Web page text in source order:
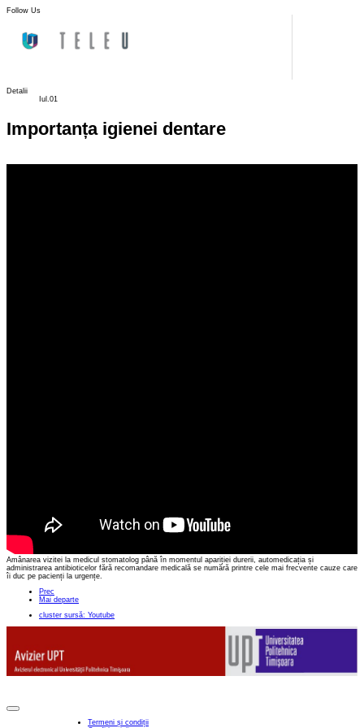
Follow Us
Detalii
Iul.01
Importanța igienei dentare
Amânarea vizitei la medicul stomatolog până în momentul apariției durerii, automedicația și
administrarea antibioticelor fără recomandare medicală se numără printre cele mai frecvente cauze care
îi duc pe pacienți la urgențe.
Prec
Mai departe
cluster sursă: Youtube
Termeni și condiții